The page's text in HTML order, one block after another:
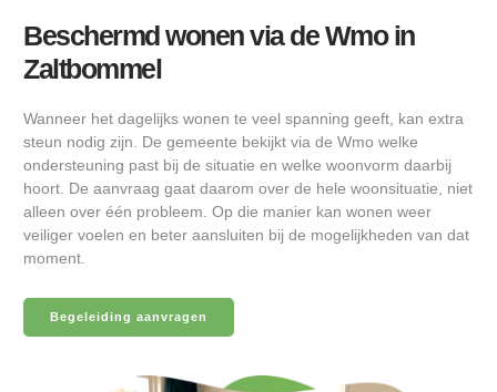
Beschermd wonen via de Wmo in
Zaltbommel
Wanneer het dagelijks wonen te veel spanning geeft, kan extra
steun nodig zijn. De gemeente bekijkt via de Wmo welke
ondersteuning past bij de situatie en welke woonvorm daarbij
hoort. De aanvraag gaat daarom over de hele woonsituatie, niet
alleen over één probleem. Op die manier kan wonen weer
veiliger voelen en beter aansluiten bij de mogelijkheden van dat
moment.
Begeleiding aanvragen